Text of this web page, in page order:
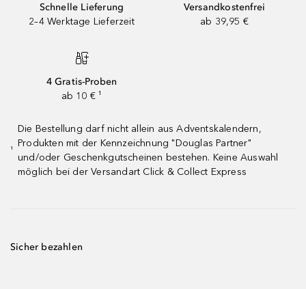
Schnelle Lieferung
2–4 Werktage Lieferzeit
Versandkostenfrei
ab 39,95 €
4 Gratis-Proben
ab 10 € ¹
¹
Die Bestellung darf nicht allein aus Adventskalendern,
Produkten mit der Kennzeichnung "Douglas Partner"
und/oder Geschenkgutscheinen bestehen. Keine Auswahl
möglich bei der Versandart Click & Collect Express
Sicher bezahlen